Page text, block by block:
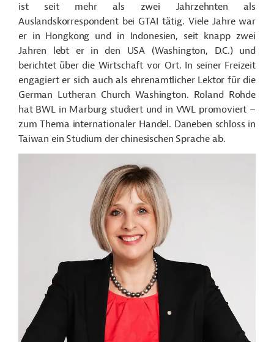
ist seit mehr als zwei Jahrzehnten als
Auslandskorrespondent bei GTAI tätig. Viele Jahre war
er in Hongkong und in Indonesien, seit knapp zwei
Jahren lebt er in den USA (Washington, D.C.) und
berichtet über die Wirtschaft vor Ort. In seiner Freizeit
engagiert er sich auch als ehrenamtlicher Lektor für die
German Lutheran Church Washington. Roland Rohde
hat BWL in Marburg studiert und in VWL promoviert –
zum Thema internationaler Handel. Daneben schloss in
Taiwan ein Studium der chinesischen Sprache ab.